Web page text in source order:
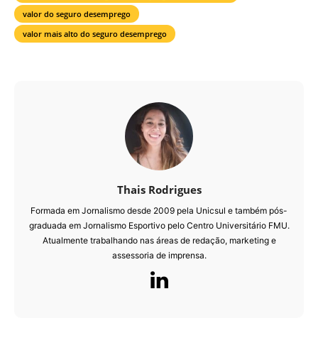
valor do seguro desemprego
valor mais alto do seguro desemprego
Thais Rodrigues
Formada em Jornalismo desde 2009 pela Unicsul e também pós-
graduada em Jornalismo Esportivo pelo Centro Universitário FMU.
Atualmente trabalhando nas áreas de redação, marketing e
assessoria de imprensa.